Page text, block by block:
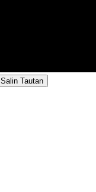
Salin Tautan